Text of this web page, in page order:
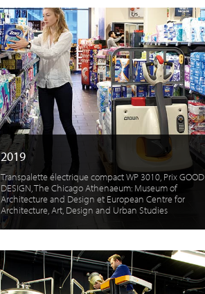
2019
Transpalette électrique compact WP 3010, Prix GOOD
DESIGN, The Chicago Athenaeum: Museum of
Architecture and Design et European Centre for
Architecture, Art, Design and Urban Studies